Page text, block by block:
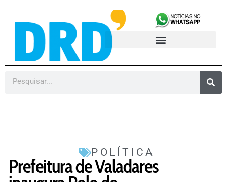
POLÍTICA
Prefeitura de Valadares